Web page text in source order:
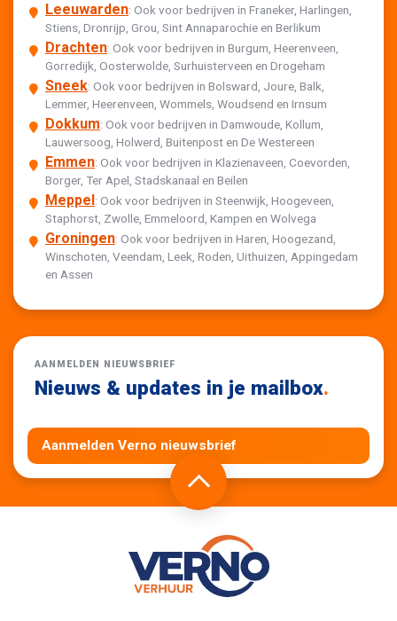
Leeuwarden: Ook voor bedrijven in Franeker, Harlingen,
Stiens, Dronrijp, Grou, Sint Annaparochie en Berlikum
Drachten: Ook voor bedrijven in Burgum, Heerenveen,
Gorredijk, Oosterwolde, Surhuisterveen en Drogeham
Sneek: Ook voor bedrijven in Bolsward, Joure, Balk,
Lemmer, Heerenveen, Wommels, Woudsend en Irnsum
Dokkum: Ook voor bedrijven in Damwoude, Kollum,
Lauwersoog, Holwerd, Buitenpost en De Westereen
Emmen: Ook voor bedrijven in Klazienaveen, Coevorden,
Borger, Ter Apel, Stadskanaal en Beilen
Meppel : Ook voor bedrijven in Steenwijk, Hoogeveen,
Staphorst, Zwolle, Emmeloord, Kampen en Wolvega
Groningen: Ook voor bedrijven in Haren, Hoogezand,
Winschoten, Veendam, Leek, Roden, Uithuizen, Appingedam
en Assen
AANMELDEN NIEUWSBRIEF
Nieuws & updates in je mailbox.
Aanmelden Verno nieuwsbrief